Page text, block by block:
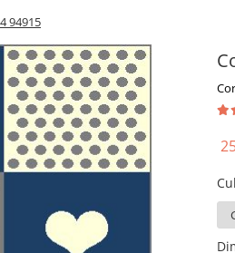
94915